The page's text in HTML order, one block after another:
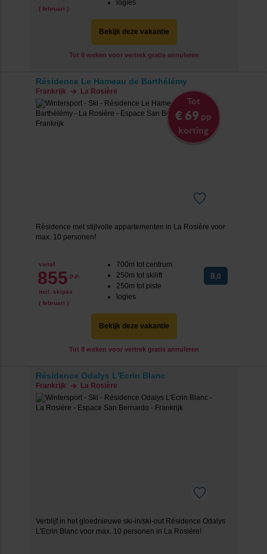
( februari )
logies
Bekijk deze vakantie
Tot 6 weken voor vertrek gratis annuleren
Résidence Le Hameau de Barthélémy
Frankrijk La Rosière
Tot
€ 69 pp
korting
Résidence met stijlvolle appartementen in La Rosière voor
max. 10 personen!
vanaf
855 p.p.
incl. skipas
( februari )
700m tot centrum
250m tot skilift
250m tot piste
logies
8,0
Bekijk deze vakantie
Tot 8 weken voor vertrek gratis annuleren
Résidence Odalys L'Ecrin Blanc
Frankrijk La Rosière
Verblijf in het gloednieuwe ski-in/ski-out Résidence Odalys
L'Ecrin Blanc voor max. 10 personen in La Rosière!